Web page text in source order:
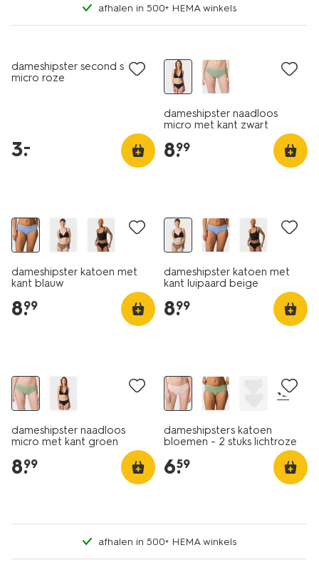
afhalen in 500+ HEMA winkels
dameshipster second skin
micro roze
3.
–
dameshipster naadloos
micro met kant zwart
8.
99
dameshipster katoen met
kant blauw
8.
99
dameshipster katoen met
kant luipaard beige
8.
99
dameshipster naadloos
micro met kant groen
8.
99
+2
dameshipsters katoen
bloemen - 2 stuks lichtroze
6.
59
afhalen in 500+ HEMA winkels